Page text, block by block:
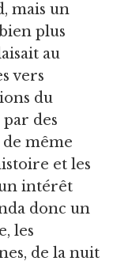
mais un
plus
au
vers
du
des
même
et les
intérêt
donc un
les
de la nuit